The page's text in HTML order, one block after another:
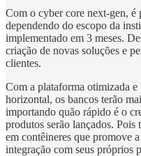
Com o cyber core next-gen, é
dependendo do escopo da
implementado em 3 meses.
criação de novas soluções e
clientes.
Com a plataforma otimizada e
horizontal, os bancos terão
importando quão rápido é o
produtos serão lançados. Pois
em contêineres que promove
integração com seus próprios